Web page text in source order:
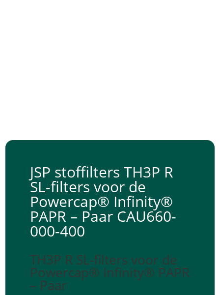
JSP stoffilters TH3P R
SL-filters voor de
Powercap® Infinity®
PAPR – Paar CAU660-
000-400
TH3P R SL-filters voor de
Powercap® Infinity® PAPR
– Paar